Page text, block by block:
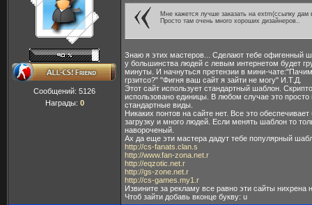
Сообщений: 5126
Награды: 0
Мне кажется лучше заказать на extm(ссылку дам
Просто там очень много хороших дизайнеров..
Знаю я этих мастеров... Сделают тебе офигенный
у большинства людей с левым интернетом будет
минуты. И начнуться претензии в мини-
грзитсо?" "Фигня ваш сайт я зайти не могу" И.Т.Д.
Этот сайт использует стандартный шаблон.
использовано единицы. В любом случае это
стандартные виды.
Никаких понтов на сайте нет. Все это
загрузку и много людей. Если менять шаблон то
навороченый.
Ах да еще эти мастера дадут тебе популярный
http://cs-fanats.clan.s
http://www.fan-zona.net.r
http://eqzotic.net.r
http://gs-zone.net.r
http://cs-games.my1.r
Извините за рекламу все равно эти сайты нихрена
Чтоб зайти добавь вконце букву: u